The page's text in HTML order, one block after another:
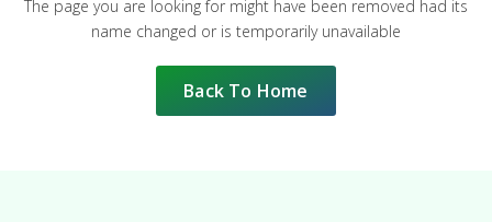
The page you are looking for might have been removed had its
name changed or is temporarily unavailable
Back To Home